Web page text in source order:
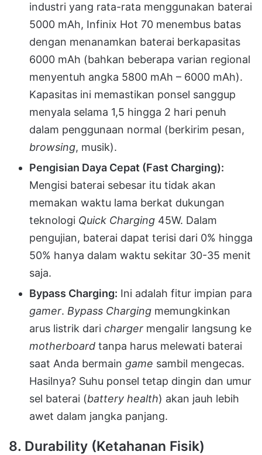
industri yang rata-rata menggunakan baterai
5000 mAh, Infinix Hot 70 menembus batas
dengan menanamkan baterai berkapasitas
6000 mAh (bahkan beberapa varian regional
menyentuh angka 5800 mAh – 6000 mAh).
Kapasitas ini memastikan ponsel sanggup
menyala selama 1,5 hingga 2 hari penuh
dalam penggunaan normal (berkirim pesan,
browsing, musik).
Pengisian Daya Cepat (Fast Charging):
Mengisi baterai sebesar itu tidak akan
memakan waktu lama berkat dukungan
teknologi Quick Charging 45W. Dalam
pengujian, baterai dapat terisi dari 0% hingga
50% hanya dalam waktu sekitar 30-35 menit
saja.
Bypass Charging: Ini adalah fitur impian para
gamer. Bypass Charging memungkinkan
arus listrik dari charger mengalir langsung ke
motherboard tanpa harus melewati baterai
saat Anda bermain game sambil mengecas.
Hasilnya? Suhu ponsel tetap dingin dan umur
sel baterai (battery health) akan jauh lebih
awet dalam jangka panjang.
8. Durability (Ketahanan Fisik)